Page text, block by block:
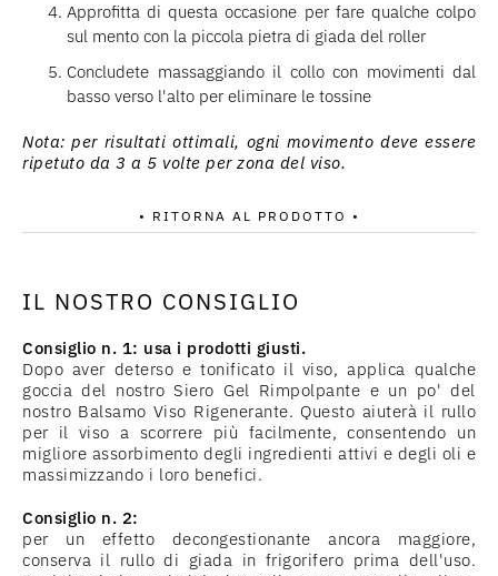
Approfitta di questa occasione per fare qualche colpo
sul mento con la piccola pietra di giada del roller
Concludete massaggiando il collo con movimenti dal
basso verso l'alto per eliminare le tossine
Nota: per risultati ottimali, ogni movimento deve essere
ripetuto da 3 a 5 volte per zona del viso.
• RITORNA AL PRODOTTO •
IL NOSTRO CONSIGLIO
Consiglio n. 1: usa i prodotti giusti.
Dopo aver deterso e tonificato il viso, applica qualche
goccia del nostro Siero Gel Rimpolpante e un po' del
nostro Balsamo Viso Rigenerante. Questo aiuterà il rullo
per il viso a scorrere più facilmente, consentendo un
migliore assorbimento degli ingredienti attivi e degli oli e
massimizzando i loro benefici.
Consiglio n. 2:
per un effetto decongestionante ancora maggiore,
conserva il rullo di giada in frigorifero prima dell'uso.